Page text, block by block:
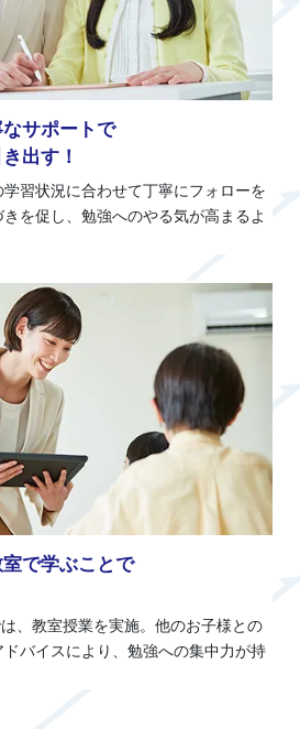
サポートで
出す！
習状況に合わせて丁寧にフォローを
を促し、勉強へのやる気が高まるよ
で学ぶことで
、教室授業を実施。他のお子様との
バイスにより、勉強への集中力が持